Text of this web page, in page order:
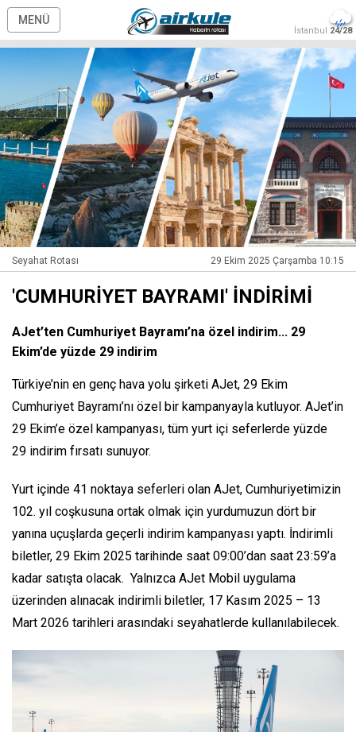
MENÜ
İstanbul 24/28
Seyahat Rotası 29 Ekim 2025 Çarşamba 10:15
'CUMHURİYET BAYRAMI' İNDİRİMİ
AJet’ten Cumhuriyet Bayramı’na özel indirim... 29
Ekim’de yüzde 29 indirim
Türkiye’nin en genç hava yolu şirketi AJet, 29 Ekim
Cumhuriyet Bayramı’nı özel bir kampanyayla kutluyor. AJet’in
29 Ekim’e özel kampanyası, tüm yurt içi seferlerde yüzde
29 indirim fırsatı sunuyor.
Yurt içinde 41 noktaya seferleri olan AJet, Cumhuriyetimizin
102. yıl coşkusuna ortak olmak için yurdumuzun dört bir
yanına uçuşlarda geçerli indirim kampanyası yaptı. İndirimli
biletler, 29 Ekim 2025 tarihinde saat 09:00’dan saat 23:59’a
kadar satışta olacak. Yalnızca AJet Mobil uygulama
üzerinden alınacak indirimli biletler, 17 Kasım 2025 – 13
Mart 2026 tarihleri arasındaki seyahatlerde kullanılabilecek.